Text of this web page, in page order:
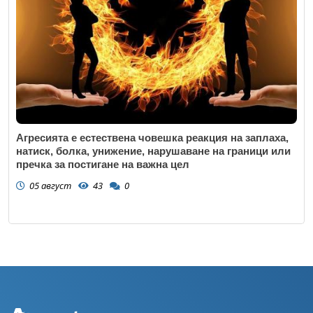
Агресията е естествена човешка реакция на заплаха,
натиск, болка, унижение, нарушаване на граници или
пречка за постигане на важна цел
05 август 43 0